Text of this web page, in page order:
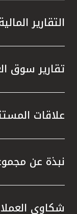
التقارير
تقارير سوق
علاقات
نبذة عن
شكاوى